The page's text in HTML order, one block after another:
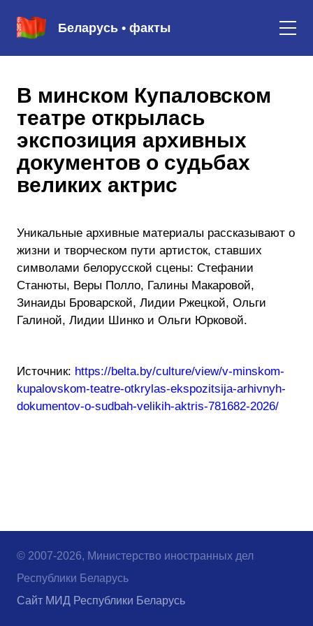
Беларусь • факты
В минском Купаловском
театре открылась
экспозиция архивных
документов о судьбах
великих актрис
Уникальные архивные материалы рассказывают о
жизни и творческом пути артисток, ставших
символами белорусской сцены: Стефании
Станюты, Веры Полло, Галины Макаровой,
Зинаиды Броварской, Лидии Ржецкой, Ольги
Галиной, Лидии Шинко и Ольги Юрковой.
Источник: https://belta.by/culture/view/v-minskom-
kupalovskom-teatre-otkrylas-ekspozitsija-arhivnyh-
dokumentov-o-sudbah-velikih-aktris-781682-2026/
© 2007-2026, Министерство иностранных дел
Республики Беларусь
Сайт МИД Республики Беларусь